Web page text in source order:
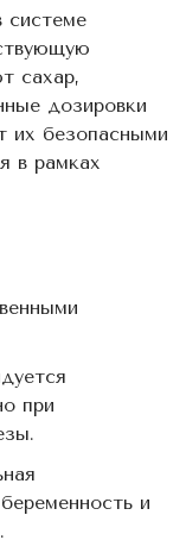
системе
сахар,
дозировки
их безопасными
в рамках
при
и